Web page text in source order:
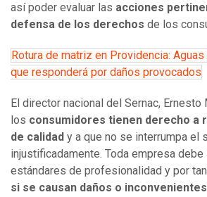
así poder evaluar las acciones
defensa de los derechos de los
Rotura de matriz en Providencia:
que responderá por daños provocados
El director nacional del Sernac, Ernesto
los consumidores tienen derecho a
de calidad y a que no se interrumpa el
injustificadamente. Toda empresa debe
estándares de profesionalidad y por
si se causan daños o